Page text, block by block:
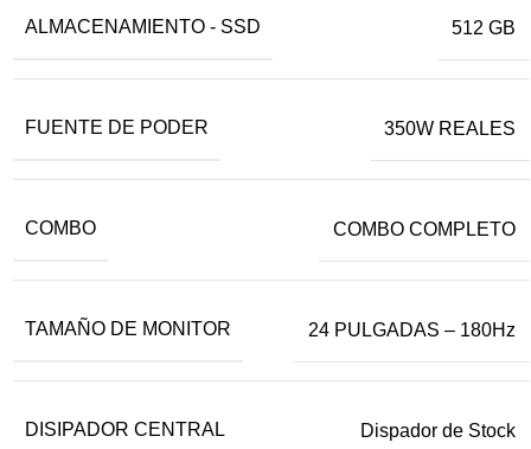
ALMACENAMIENTO - SSD 512 GB
FUENTE DE PODER 350W REALES
COMBO COMBO COMPLETO
TAMAÑO DE MONITOR 24 PULGADAS – 180Hz
DISIPADOR CENTRAL Dispador de Stock